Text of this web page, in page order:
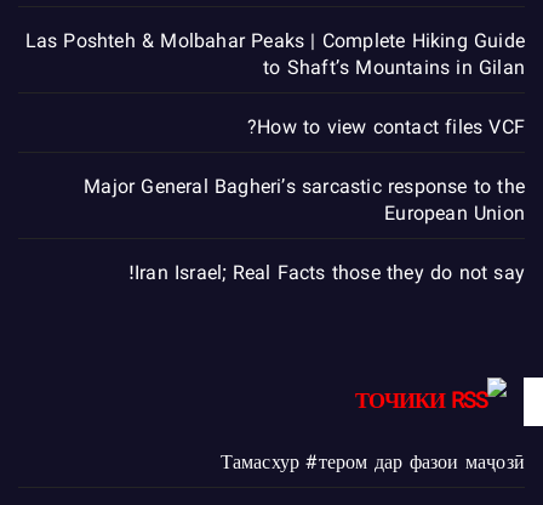
Las Poshteh & Molbahar Peaks | Complete Hiking Guide
to Shaft’s Mountains in Gilan
How to view contact files VCF?
Major General Bagheri’s sarcastic response to the
European Union
Iran Israel; Real Facts those they do not say!
ТОЧИКИ
Тамасхур #тером дар фазои маҷозӣ